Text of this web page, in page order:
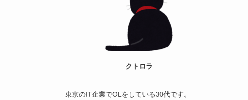
クトロラ
東京のIT企業でOLをしている30代です。